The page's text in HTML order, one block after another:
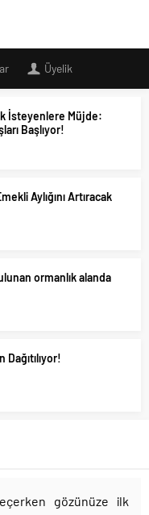
Üyelik
İsteyenlere Müjde:
Başlıyor!
Aylığını Artıracak
ormanlık alanda
gözünüze ilk